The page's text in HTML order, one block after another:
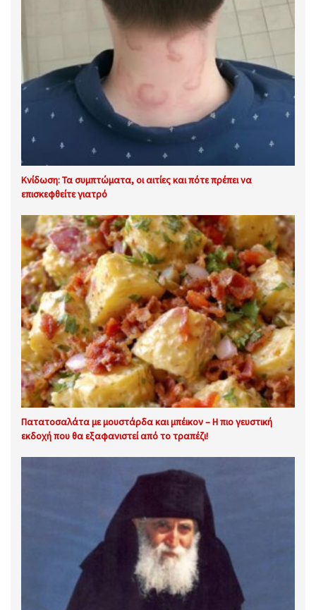
Κνίδωση: Τα συμπτώματα, οι αιτίες και πότε πρέπει να
επισκεφθείτε γιατρό
Πατατοσαλάτα με μουστάρδα και μπέικον – Η πιο γευστική
εκδοχή που θα εξαφανιστεί από το τραπέζι!